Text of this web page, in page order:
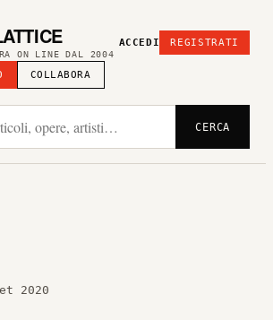
ON LINE DAL 2004
COLLABORA
ACCEDI REGISTRATI
CERCA
2020